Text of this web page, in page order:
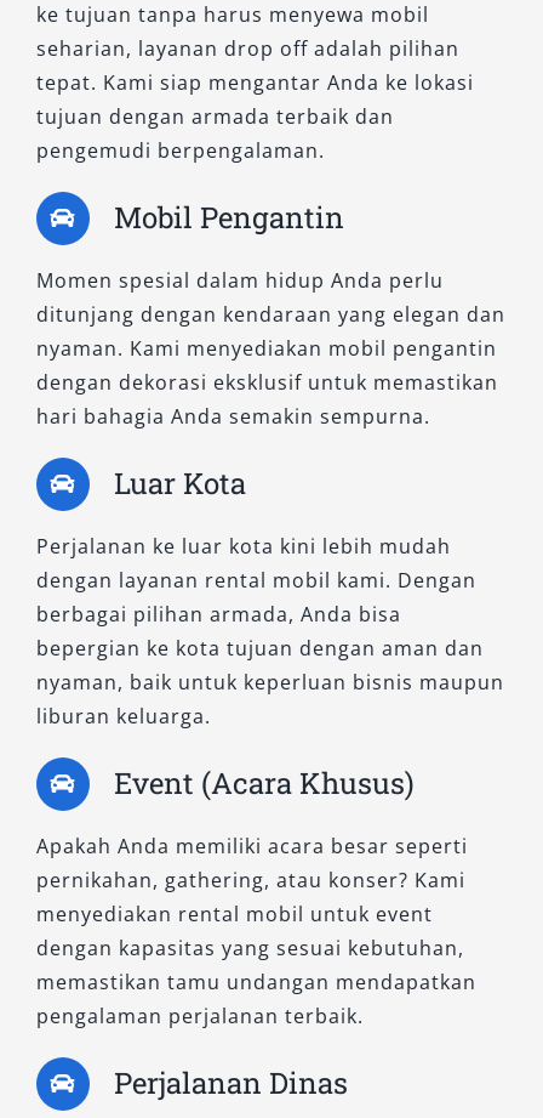
Sebelum menggunakan layanan jasa sewa
mobil Magelang, pastikan kondisi kendaraan
dalam keadaan prima. Periksa rem, ban,
lampu, AC, serta kebersihan interior. Armada
yang terawat mencerminkan kualitas layanan
dan menjamin keamanan perjalanan.
6. Pahami Syarat, Ketentuan, dan
Biaya Tambahan
Setiap tempat rental mobil Magelang memiliki
aturan berbeda. Perhatikan syarat dokumen,
sistem deposit, batas waktu penggunaan,
hingga biaya overtime. Memahami detail ini
akan menghindarkan Anda dari biaya tak
terduga.
7. Pilih Layanan dengan Fasilitas
Lengkap
Utamakan sewa mobil Magelang rating
tertinggi yang menawarkan fasilitas lengkap
seperti antar-jemput bandara, asuransi
kendaraan, hingga paket wisata. Fasilitas ini
akan meningkatkan kenyamanan dan membuat
perjalanan Anda lebih praktis serta efisien.
Rekomendasi Penggunaan
Rental Mobil di Magelang
Wisatawan:Jelajahi Borobudur dan
ke tujuan tanpa harus menyewa mobil
seharian, layanan drop off adalah pilihan
tepat. Kami siap mengantar Anda ke lokasi
tujuan dengan armada terbaik dan
pengemudi berpengalaman.
Mobil Pengantin
Momen spesial dalam hidup Anda perlu
ditunjang dengan kendaraan yang elegan dan
nyaman. Kami menyediakan mobil pengantin
dengan dekorasi eksklusif untuk memastikan
hari bahagia Anda semakin sempurna.
Luar Kota
Perjalanan ke luar kota kini lebih mudah
dengan layanan rental mobil kami. Dengan
berbagai pilihan armada, Anda bisa
bepergian ke kota tujuan dengan aman dan
nyaman, baik untuk keperluan bisnis maupun
liburan keluarga.
Event (Acara Khusus)
Apakah Anda memiliki acara besar seperti
pernikahan, gathering, atau konser? Kami
menyediakan rental mobil untuk event
dengan kapasitas yang sesuai kebutuhan,
memastikan tamu undangan mendapatkan
pengalaman perjalanan terbaik.
Perjalanan Dinas